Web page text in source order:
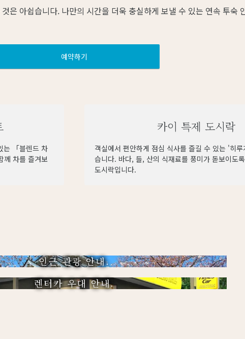
은 아쉽습니다. 나만의 시간을 더욱 충실하게 보낼 수 있는 연속 투숙
예약하기
는 「블렌드 차
께 차를 즐겨보
카이 특제 도시락
객실에서 편안하게 점심 식사를 즐길 수 있는 '히
습니다. 바다, 들, 산의 식재료를 풍미가 돋보이도
도시락입니다.
인근 관광 안내.
렌터카 우대 안내.